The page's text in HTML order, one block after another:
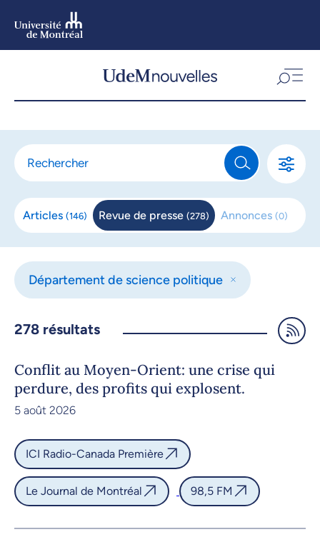
Articles (146) Revue de presse (278) Annonces (0)
Département de science politique
278 résultats
Conflit au Moyen-Orient: une crise qui
perdure, des profits qui explosent.
5 août 2026
ICI Radio-Canada Première
Le Journal de Montréal 98,5 FM